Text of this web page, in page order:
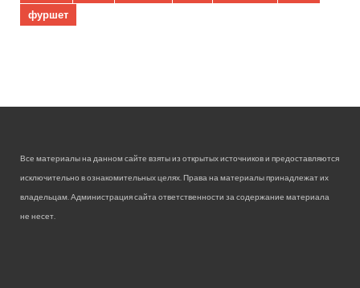
фуршет
Все материалы на данном сайте взяты из открытых источников и предоставляются
исключительно в ознакомительных целях. Права на материалы принадлежат их
владельцам. Администрация сайта ответственности за содержание материала
не несет.